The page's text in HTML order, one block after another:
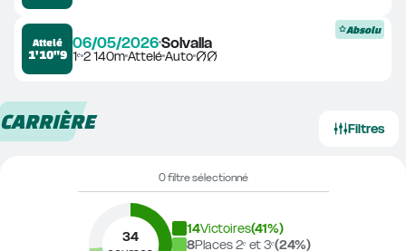
Attelé
1'10"9
06/05/2026Solvalla
1ᵉ2 140mAtteléAuto
Absolu
CARRIÈRE Filtres
0 filtre sélectionné
34
14Victoires(41%)
8Places 2ᵉ et 3ᵉ(24%)